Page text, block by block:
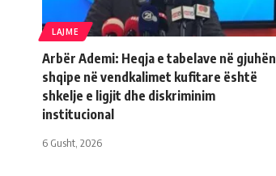
LAJME
Arbër Ademi: Heqja e tabelave në gjuhën
shqipe në vendkalimet kufitare është
shkelje e ligjit dhe diskriminim
institucional
6 Gusht, 2026